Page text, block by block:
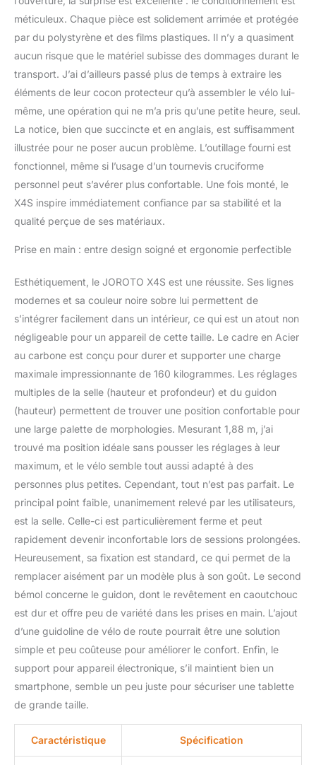
suivre l'évolution du
temps. Ce sera votre
choix parfait pour
l'entraînement de
【Robuste & Capacité de
poids de 150 kg】-
Fabriqué en acier
commercial épais de 2
triangles; avec des
connexions uniques, le
siège et le guidon
garderont plus stables
élargies et des manivelles
en acier élargies, les
X4S peuvent supporter
environ 150 kg et
dureront très longtemps.
【Entièrement Réglable
La selle et le guidon sont
réglables en 4 positions
pour s'adapter à tous les
membres de la famille de
différentes hauteurs
(entrejambe : min 28" à
max 37,5"). Les pédales
en acier sont conçues
avec des sangles
réglables pour s'adapter
à différentes formes de
pieds. Il y a aussi un
bouton réglable pratique,
juste une légère torsion
pour ajuster la résistance
pour répondre aux
différents plans
d'entraînement, adaptés
aux débutants et aux
passionnés. 【Affichage
auto-développé】 -
L'écran de ce vélo
Bluetooth et est
rétroéclairé. Il affiche des
méticuleux. Chaque pièce est solidement arrimée et protégée
par du polystyrène et des films plastiques. Il n’y a quasiment
aucun risque que le matériel subisse des dommages durant le
transport. J’ai d’ailleurs passé plus de temps à extraire les
éléments de leur cocon protecteur qu’à assembler le vélo lui-
même, une opération qui ne m’a pris qu’une petite heure, seul.
La notice, bien que succincte et en anglais, est suffisamment
illustrée pour ne poser aucun problème. L’outillage fourni est
fonctionnel, même si l’usage d’un tournevis cruciforme
personnel peut s’avérer plus confortable. Une fois monté, le
X4S inspire immédiatement confiance par sa stabilité et la
qualité perçue de ses matériaux.
Prise en main : entre design soigné et ergonomie perfectible
Esthétiquement, le JOROTO X4S est une réussite. Ses lignes
modernes et sa couleur noire sobre lui permettent de
s’intégrer facilement dans un intérieur, ce qui est un atout non
négligeable pour un appareil de cette taille. Le cadre en Acier
au carbone est conçu pour durer et supporter une charge
maximale impressionnante de 160 kilogrammes. Les réglages
multiples de la selle (hauteur et profondeur) et du guidon
(hauteur) permettent de trouver une position confortable pour
une large palette de morphologies. Mesurant 1,88 m, j’ai
trouvé ma position idéale sans pousser les réglages à leur
maximum, et le vélo semble tout aussi adapté à des
personnes plus petites. Cependant, tout n’est pas parfait. Le
principal point faible, unanimement relevé par les utilisateurs,
est la selle. Celle-ci est particulièrement ferme et peut
rapidement devenir inconfortable lors de sessions prolongées.
Heureusement, sa fixation est standard, ce qui permet de la
remplacer aisément par un modèle plus à son goût. Le second
bémol concerne le guidon, dont le revêtement en caoutchouc
est dur et offre peu de variété dans les prises en main. L’ajout
d’une guidoline de vélo de route pourrait être une solution
simple et peu coûteuse pour améliorer le confort. Enfin, le
support pour appareil électronique, s’il maintient bien un
smartphone, semble un peu juste pour sécuriser une tablette
de grande taille.
Caractéristique Spécification